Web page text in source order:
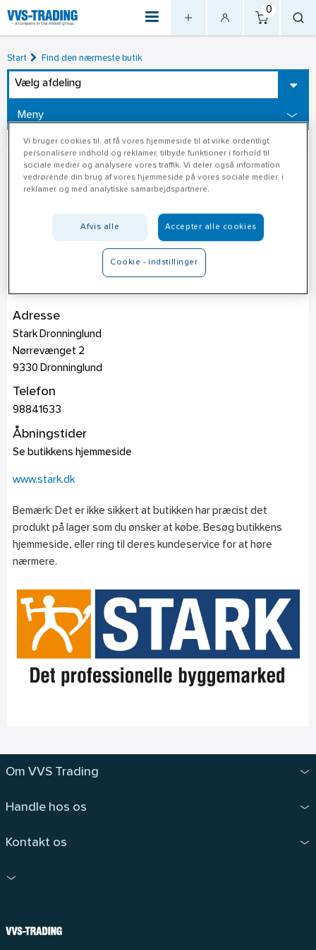
0
Start Find den nærmeste butik
Vælg afdeling
Meny
Stark Dronninglund
Adresse
Stark Dronninglund
Nørrevænget 2
9330 Dronninglund
Telefon
98841633
Åbningstider
Se butikkens hjemmeside
www.stark.dk
Bemærk: Det er ikke sikkert at butikken har præcist det
produkt på lager som du ønsker at købe. Besøg butikkens
hjemmeside, eller ring til deres kundeservice for at høre
nærmere.
Om VVS Trading
Handle hos os
Kontakt os
Vi bruger cookies til, at få vores hjemmeside til at virke ordentligt,
personalisere indhold og reklamer, tilbyde funktioner i forhold til
sociale medier og analysere vores traffik. Vi deler også information
vedrørende din brug af vores hjemmeside på vores sociale medier, i
reklamer og med analytiske samarbejdspartnere.
Afvis alle Accepter alle cookies
Cookie - indstillinger